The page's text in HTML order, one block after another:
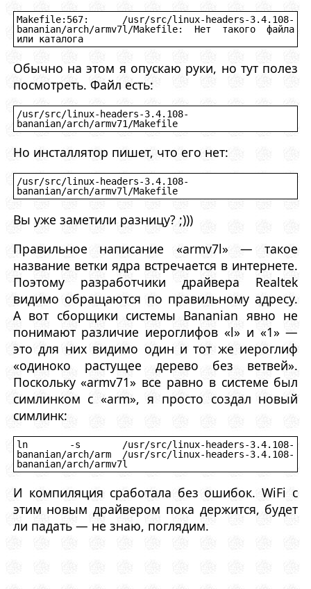
Makefile:567: /usr/src/linux-headers-3.4.108-
bananian/arch/armv7l/Makefile: Нет такого файла
или каталога
Обычно на этом я опускаю руки, но тут полез
посмотреть. Файл есть:
/usr/src/linux-headers-3.4.108-
bananian/arch/armv71/Makefile
Но инсталлятор пишет, что его нет:
/usr/src/linux-headers-3.4.108-
bananian/arch/armv7l/Makefile
Вы уже заметили разницу? ;)))
Правильное написание «armv7l» — такое
название ветки ядра встречается в интернете.
Поэтому разработчики драйвера Realtek
видимо обращаются по правильному адресу.
А вот сборщики системы Bananian явно не
понимают различие иероглифов «l» и «1» —
это для них видимо один и тот же иероглиф
«одиноко растущее дерево без ветвей».
Поскольку «armv71» все равно в системе был
симлинком с «arm», я просто создал новый
симлинк:
ln -s /usr/src/linux-headers-3.4.108-
bananian/arch/arm /usr/src/linux-headers-3.4.108-
bananian/arch/armv7l
И компиляция сработала без ошибок. WiFi с
этим новым драйвером пока держится, будет
ли падать — не знаю, поглядим.